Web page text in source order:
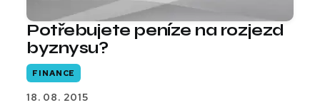
Potřebujete peníze na rozjezd
byznysu?
FINANCE
18. 08. 2015